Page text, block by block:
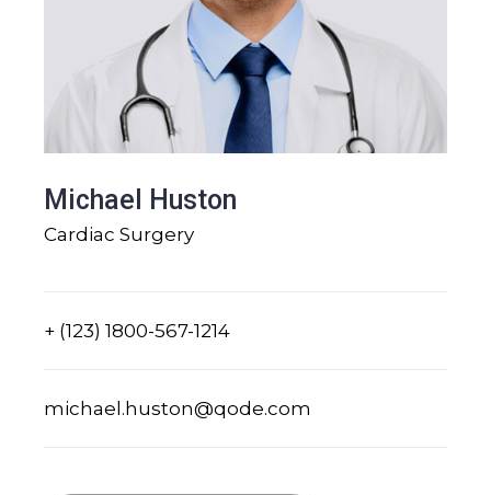
Michael Huston
Cardiac Surgery
+ (123) 1800-567-1214
michael.huston@qode.com